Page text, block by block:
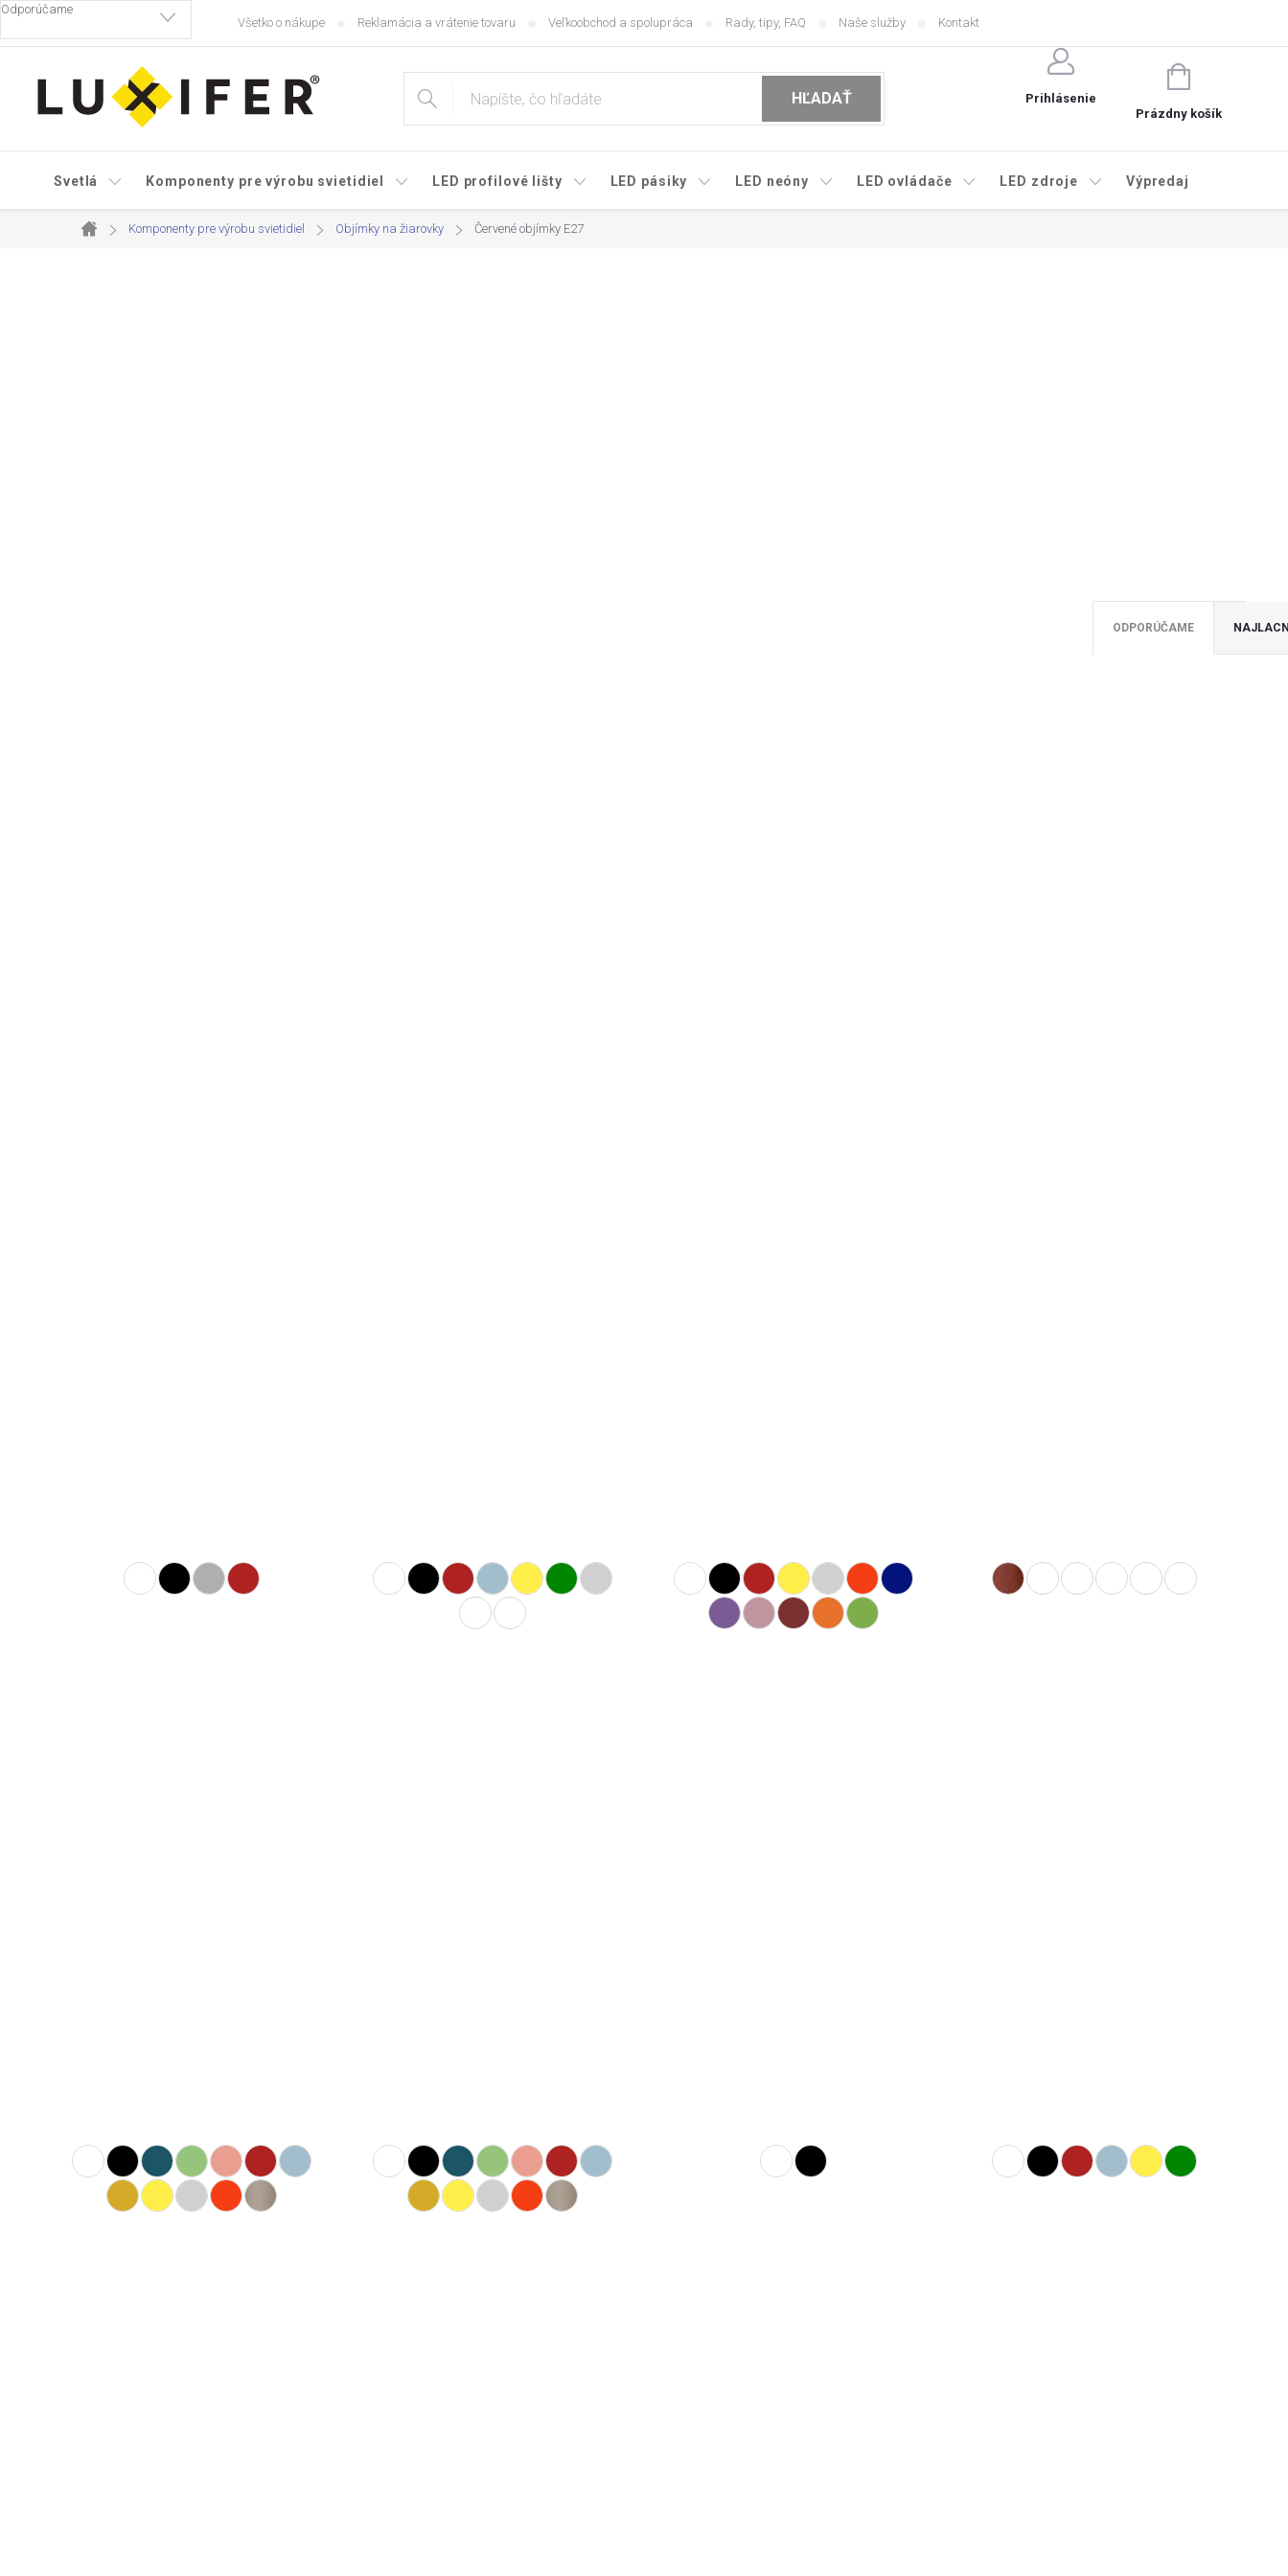
Prejsť
obsah
Všetko o nákupe Reklamácia a vrátenie tovaru Veľkoobchod a spolupráca Rady, tipy, FAQ Naše služby Kontakt
HĽADAŤ Prihlásenie
NÁKUPNÝ
KOŠÍK
Prázdny košík
Svetlá Komponenty pre výrobu svietidiel LED profilové lišty LED pásiky LED neóny LED ovládače LED zdroje Výpredaj
Domov
Komponenty pre výrobu svietidiel Objímky na žiarovky Červené objímky E27
ODPORÚČAME